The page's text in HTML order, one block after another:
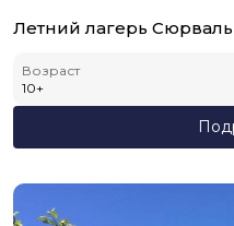
Летний лагерь Сюрваль
Возраст
10+